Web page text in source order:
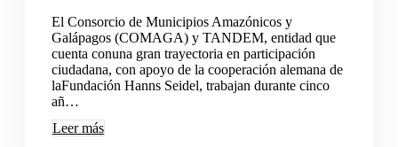
El Consorcio de Municipios Amazónicos y
Galápagos (COMAGA) y TANDEM, entidad que
cuenta conuna gran trayectoria en participación
ciudadana, con apoyo de la cooperación alemana de
laFundación Hanns Seidel, trabajan durante cinco
añ…
Leer más